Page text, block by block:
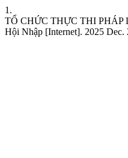
1.
TỔ CHỨC THỰC THI PHÁP
Hội Nhập [Internet]. 2025